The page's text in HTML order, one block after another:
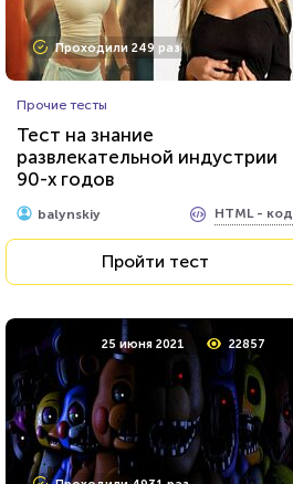
Проходили 249 раз
Прочие тесты
Тест на знание
развлекательной индустрии
90-х годов
balynskiy HTML - код
Пройти тест
25 июня 2021 22857